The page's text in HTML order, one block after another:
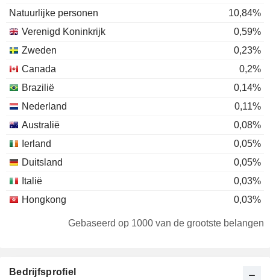
Natuurlijke personen
10,84%
Verenigd Koninkrijk
0,59%
Zweden
0,23%
Canada
0,2%
Brazilië
0,14%
Nederland
0,11%
Australië
0,08%
Ierland
0,05%
Duitsland
0,05%
Italië
0,03%
Hongkong
0,03%
0,03%
Frankrijk
0,02%
Gebaseerd op 1000 van de grootste belangen
Bedrijfsprofiel